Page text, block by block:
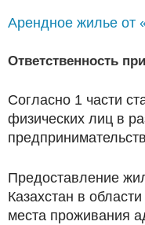
Арендное жилье от
Ответственность
Согласно 1 части
физических лиц в
Предоставление
Казахстан в
места проживания